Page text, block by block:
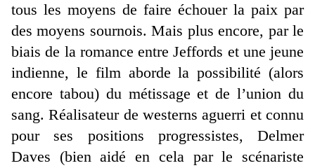
tous les moyens de faire échouer la paix par
des moyens sournois. Mais plus encore, par le
biais de la romance entre Jeffords et une jeune
indienne, le film aborde la possibilité (alors
encore tabou) du métissage et de l’union du
sang. Réalisateur de westerns aguerri et connu
pour ses positions progressistes, Delmer
Daves (bien aidé en cela par le scénariste